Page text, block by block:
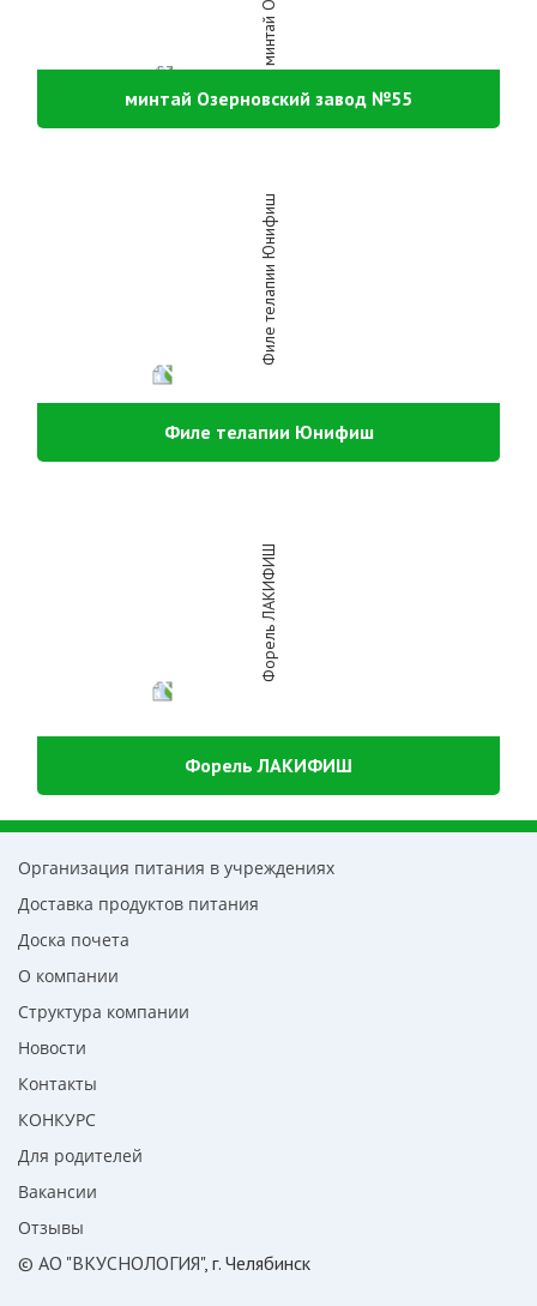
минтай Озерновский завод №55
Филе телапии Юнифиш
Форель ЛАКИФИШ
Организация питания в учреждениях
Доставка продуктов питания
Доска почета
О компании
Структура компании
Новости
Контакты
КОНКУРС
Для родителей
Вакансии
Отзывы
© АО "ВКУСНОЛОГИЯ", г. Челябинск